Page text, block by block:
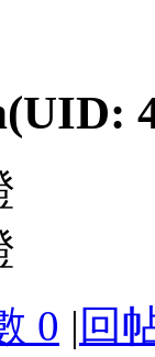
(UID:
0 | 回